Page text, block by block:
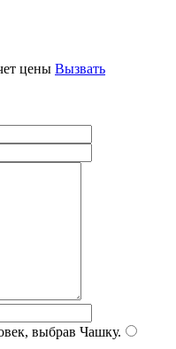
цены Вызвать
выбрав Чашку.